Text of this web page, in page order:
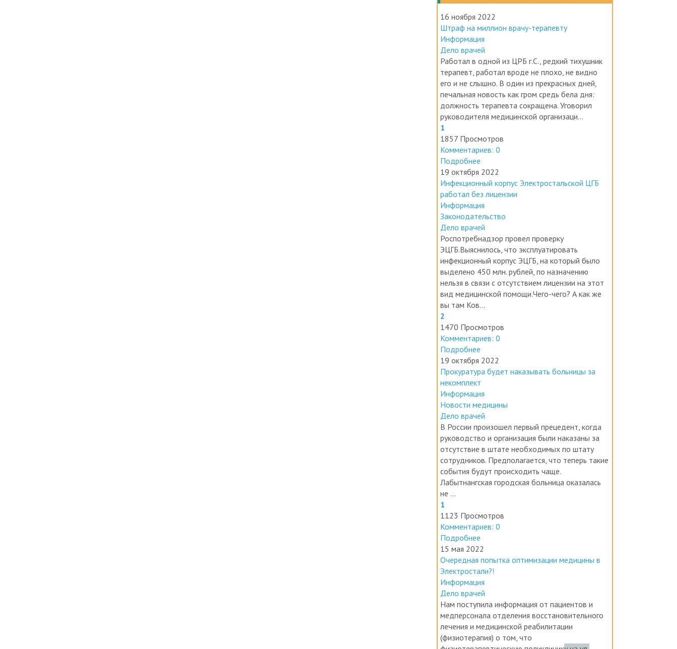
16 ноября 2022
Штраф на миллион врачу-терапевту
Информация
Дело врачей
Работал в одной из ЦРБ г.С., редкий тихушник
терапевт, работал вроде не плохо, не видно
его и не слышно. В один из прекрасных дней,
печальная новость как гром средь бела дня:
должность терапевта сокращена. Уговорил
руководителя медицинской организаци...
1
1857 Просмотров
Комментариев: 0
Подробнее
19 октября 2022
Инфекционный корпус Электростальской ЦГБ
работал без лицензии
Информация
Законодательство
Дело врачей
Роспотребнадзор провел проверку
ЭЦГБ.Выяснилось, что эксплуатировать
инфекционный корпус ЭЦГБ, на который было
выделено 450 млн. рублей, по назначению
нельзя в связи с отсутствием лицензии на этот
вид медицинской помощи.Чего-чего? А как же
вы там Ков...
2
1470 Просмотров
Комментариев: 0
Подробнее
19 октября 2022
Прокуратура будет наказывать больницы за
некомплект
Информация
Новости медицины
Дело врачей
В России произошел первый прецедент, когда
руководство и организация были наказаны за
отсутствие в штате необходимых по штату
сотрудников. Предполагается, что теперь такие
события будут происходить чаще.
Лабытнангская городская больница оказалась
не ...
1
1123 Просмотров
Комментариев: 0
Подробнее
15 мая 2022
Очередная попытка оптимизации медицины в
Электростали?!
Информация
Дело врачей
Нам поступила информация от пациентов и
медперсонала отделения восстановительного
лечения и медицинской реабилитации
(физиотерапия) о том, что
физиотерапевтическую поликлинику на ул.